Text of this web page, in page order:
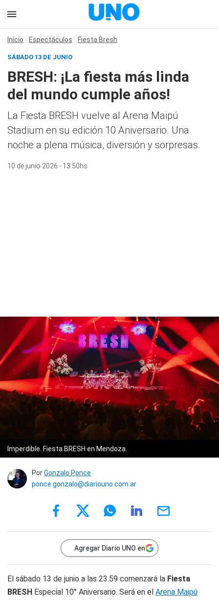
Inicio Espectáculos Fiesta Bresh
SÁBADO 13 DE JUNIO
BRESH: ¡La fiesta más linda
del mundo cumple años!
La Fiesta BRESH vuelve al Arena Maipú
Stadium en su edición 10 Aniversario. Una
noche a plena música, diversión y sorpresas.
10 de junio 2026 - 13:50hs
Imperdible. Fiesta BRESH en Mendoza.
PorGonzalo Ponce
ponce.gonzalo@diariouno.com.ar
Agregar Diario UNO en
El sábado 13 de junio a las 23.59 comenzará la Fiesta
BRESH Especial 10° Aniversario. Será en el Arena Maipú